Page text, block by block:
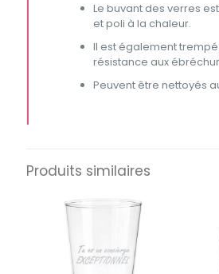
Le buvant des verres
et poli à la chaleur.
Il est également
résistance aux
Peuvent être nettoyés
Produits similaires